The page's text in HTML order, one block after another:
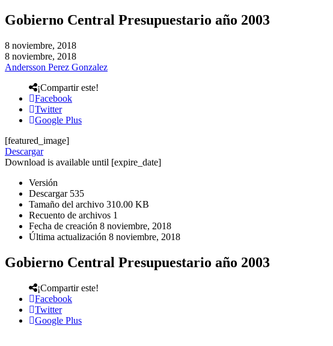
Gobierno Central Presupuestario año 2003
8 noviembre, 2018
8 noviembre, 2018
Andersson Perez Gonzalez
¡Compartir este!
Facebook
Twitter
Google Plus
[featured_image]
Descargar
Download is available until [expire_date]
Versión
Descargar 535
Tamaño del archivo 310.00 KB
Recuento de archivos 1
Fecha de creación 8 noviembre, 2018
Última actualización 8 noviembre, 2018
Gobierno Central Presupuestario año 2003
¡Compartir este!
Facebook
Twitter
Google Plus